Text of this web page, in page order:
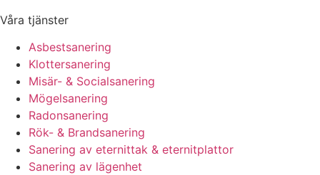
Våra tjänster
Asbestsanering
Klottersanering
Misär- & Socialsanering
Mögelsanering
Radonsanering
Rök- & Brandsanering
Sanering av eternittak & eternitplattor
Sanering av lägenhet